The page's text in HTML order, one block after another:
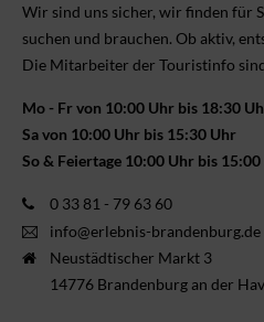
Wir sind uns sicher, wir finden für
suchen und brauchen. Ob aktiv,
Die Mitarbeiter der Touristinfo
Mo - Fr von 10:00 Uhr bis 18:30
Sa von 10:00 Uhr bis 15:30 Uhr
So & Feiertage 10:00 Uhr bis
0 33 81 - 79 63 60
info@erlebnis-brandenburg.de
Neustädtischer Markt 3
14776 Brandenburg an der